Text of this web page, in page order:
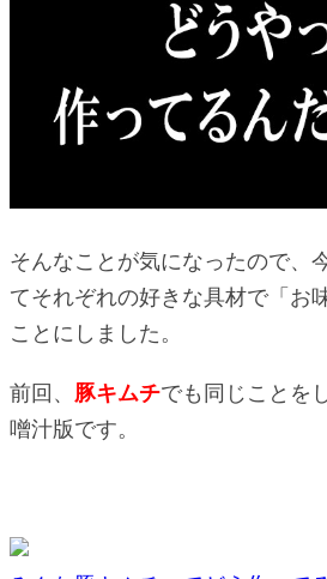
そんなことが気になったので、
てそれぞれの好きな具材で「お
ことにしました。
前回、 豚キムチでも同じことを
噌汁版です。